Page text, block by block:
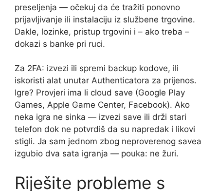
preseljenja — očekuj da će tražiti ponovno
prijavljivanje ili instalaciju iz službene trgovine.
Dakle, lozinke, pristup trgovini i – ako treba –
dokazi s banke pri ruci.
Za 2FA: izvezi ili spremi backup kodove, ili
iskoristi alat unutar Authenticatora za prijenos.
Igre? Provjeri ima li cloud save (Google Play
Games, Apple Game Center, Facebook). Ako
neka igra ne sinka — izvezi save ili drži stari
telefon dok ne potvrdiš da su napredak i likovi
stigli. Ja sam jednom zbog neproverenog savea
izgubio dva sata igranja — pouka: ne žuri.
Riješite probleme s